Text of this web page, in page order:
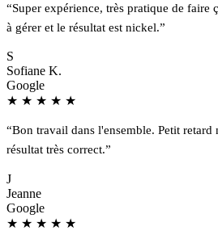
“Super expérience, très pratique de faire
à gérer et le résultat est nickel.”
S
Sofiane K.
Google
★ ★ ★ ★ ★
“Bon travail dans l'ensemble. Petit retard
résultat très correct.”
J
Jeanne
Google
★ ★ ★ ★ ★